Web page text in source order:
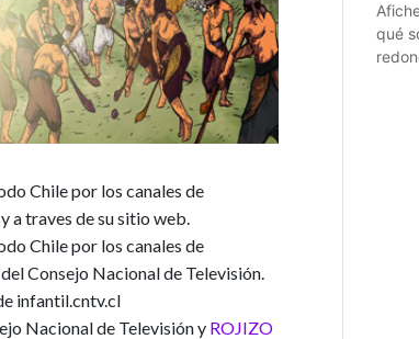
Chile por los canales de
a traves de su sitio web.
Chile por los canales de
Consejo Nacional de Televisión.
infantil.cntv.cl
Nacional de Televisión y ROJIZO
qué